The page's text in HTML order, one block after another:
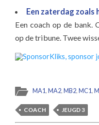
Een zaterdag
Een coach op de bank.
op de tribune. Twee
MA1,MA2,MB2,MC1,
COACH JEUGD 3